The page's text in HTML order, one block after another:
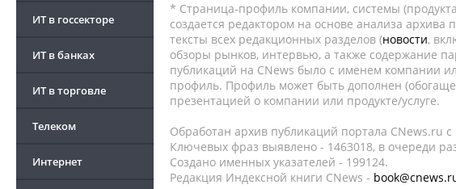
ИТ в госсекторе
ИТ в банках
ИТ в торговле
Телеком
Интернет
* Страница-профиль компании, системы
создается редактором на основе анализа
тексты всех редакционных разделов (новости,
обзоры рынков, интервью, а также содержание
публикаций на CNews было с именем компании
профиль. Профиль может быть дополнен
презентацией о компании или продукте/услуге.
Обработан архив публикаций портала CNews.ru c
Ключевых фраз выявлено - 1463018, в очереди
Создано именных указателей - 199124.
Редакция Индексной книги CNews -